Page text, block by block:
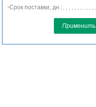
-Срок поставки, дн.:
Применить